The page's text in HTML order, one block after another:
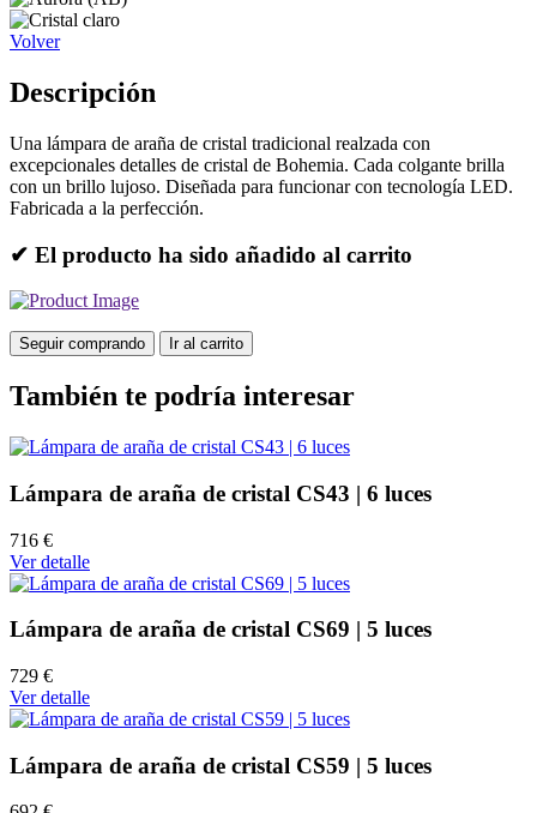
Volver
Descripción
Una lámpara de araña de cristal tradicional realzada con
excepcionales detalles de cristal de Bohemia. Cada colgante brilla
con un brillo lujoso. Diseñada para funcionar con tecnología LED.
Fabricada a la perfección.
✔ El producto ha sido añadido al carrito
Seguir comprando Ir al carrito
También te podría interesar
Lámpara de araña de cristal CS43 | 6 luces
716 €
Ver detalle
Lámpara de araña de cristal CS69 | 5 luces
729 €
Ver detalle
Lámpara de araña de cristal CS59 | 5 luces